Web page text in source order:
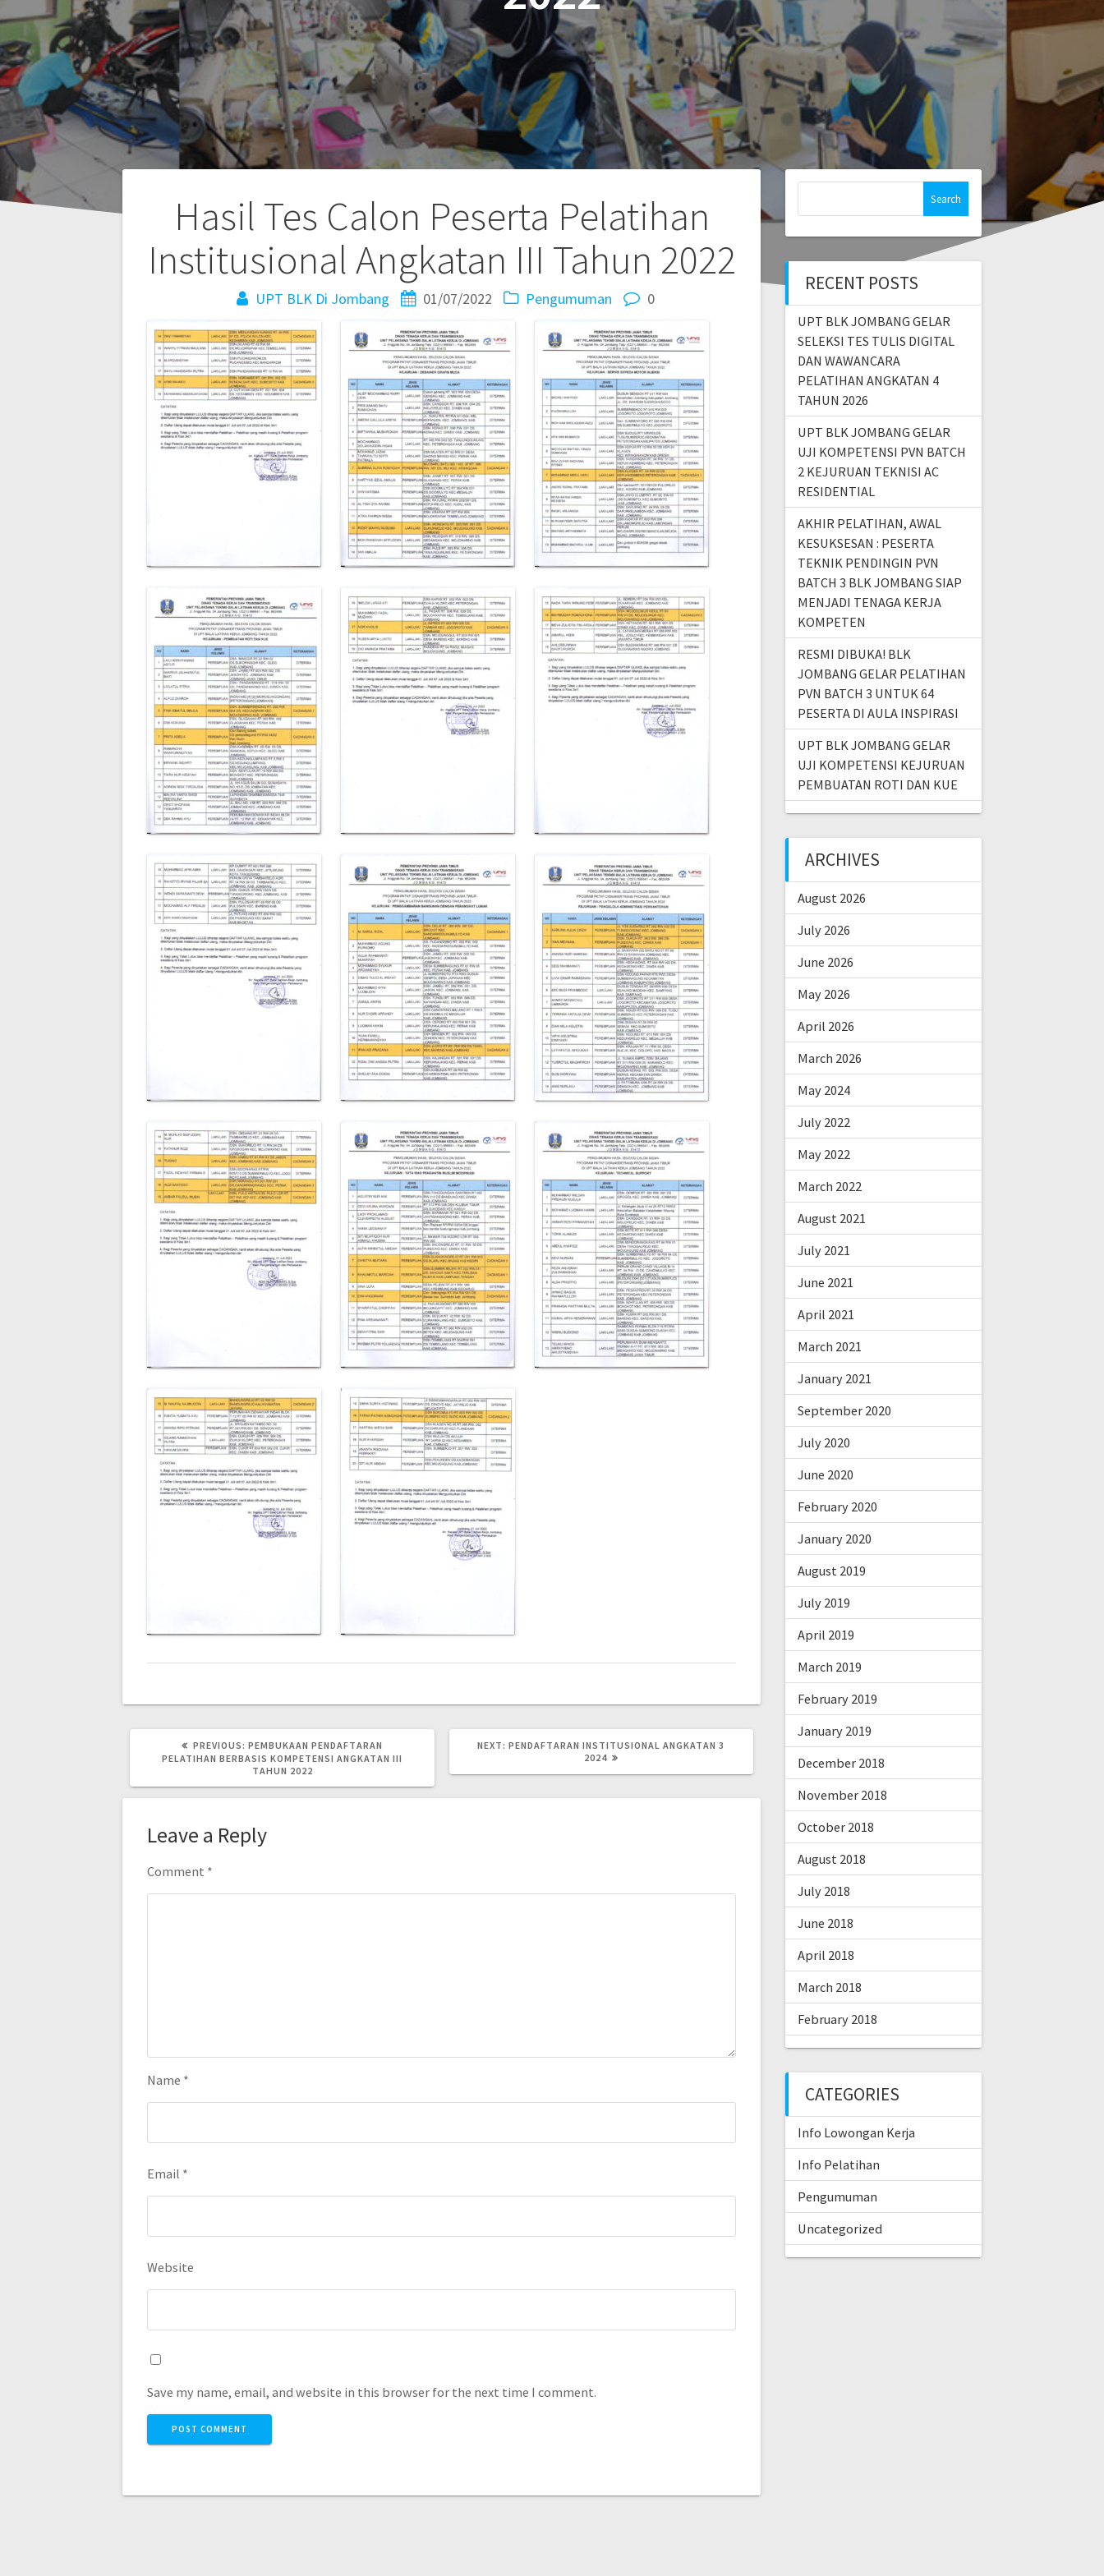
Hasil Tes Calon Peserta Pelatihan
Institusional Angkatan III Tahun 2022
UPT BLK Di Jombang 01/07/2022 Pengumuman 0
Post
navigation
PREVIOUS: PREVIOUS
POST:
PEMBUKAAN PENDAFTARAN
PELATIHAN BERBASIS KOMPETENSI ANGKATAN III
TAHUN 2022
NEXT: NEXT
PENDAFTARAN INSTITUSIONAL ANGKATAN 3
2024
Leave a Reply
Comment *
Name *
Email *
Website
Save my name, email, and website in this browser for the next time I comment.
RECENT POSTS
UPT BLK JOMBANG GELAR
SELEKSI TES TULIS DIGITAL
DAN WAWANCARA
PELATIHAN ANGKATAN 4
TAHUN 2026
UPT BLK JOMBANG GELAR
UJI KOMPETENSI PVN BATCH
2 KEJURUAN TEKNISI AC
RESIDENTIAL
AKHIR PELATIHAN, AWAL
KESUKSESAN : PESERTA
TEKNIK PENDINGIN PVN
BATCH 3 BLK JOMBANG SIAP
MENJADI TENAGA KERJA
KOMPETEN
RESMI DIBUKA! BLK
JOMBANG GELAR PELATIHAN
PVN BATCH 3 UNTUK 64
PESERTA DI AULA INSPIRASI
UPT BLK JOMBANG GELAR
UJI KOMPETENSI KEJURUAN
PEMBUATAN ROTI DAN KUE
ARCHIVES
August 2026
July 2026
June 2026
May 2026
April 2026
March 2026
May 2024
July 2022
May 2022
March 2022
August 2021
July 2021
June 2021
April 2021
March 2021
January 2021
September 2020
July 2020
June 2020
February 2020
January 2020
August 2019
July 2019
April 2019
March 2019
February 2019
January 2019
December 2018
November 2018
October 2018
August 2018
July 2018
June 2018
April 2018
March 2018
February 2018
CATEGORIES
Info Lowongan Kerja
Info Pelatihan
Pengumuman
Uncategorized